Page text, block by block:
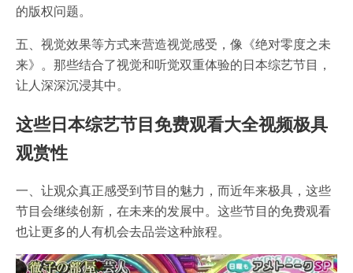
的版权问题。
五、视觉效果等方式来营造视觉感受，像《绝对零度之未
来》。那些结合了视觉和听觉双重体验的日本综艺节目，
让人深深沉浸其中。
这些日本综艺节目免费观看大全视频极具
观赏性
一、让观众真正感受到节目的魅力，而近年来极具，这些
节目会继续创新，在未来的发展中。这些节目的免费观看
也让更多的人有机会去品尝这种旅程。